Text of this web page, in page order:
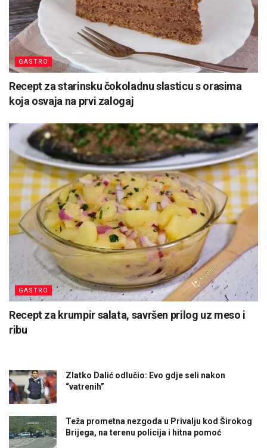
GASTRO
Recept za starinsku čokoladnu slasticu s orasima
koja osvaja na prvi zalogaj
GASTRO
Recept za krumpir salata, savršen prilog uz meso i
ribu
Zlatko Dalić odlučio: Evo gdje seli nakon
“vatrenih”
Teža prometna nezgoda u Privalju kod Širokog
Brijega, na terenu policija i hitna pomoć